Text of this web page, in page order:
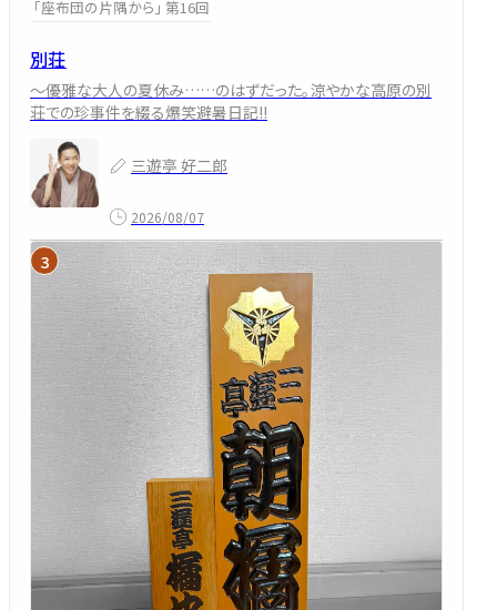
「座布団の片隅から」 第16回
別荘
～優雅な大人の夏休み……のはずだった。涼やかな高原の別
荘での珍事件を綴る爆笑避暑日記!!
三遊亭 好二郎
2026/08/07